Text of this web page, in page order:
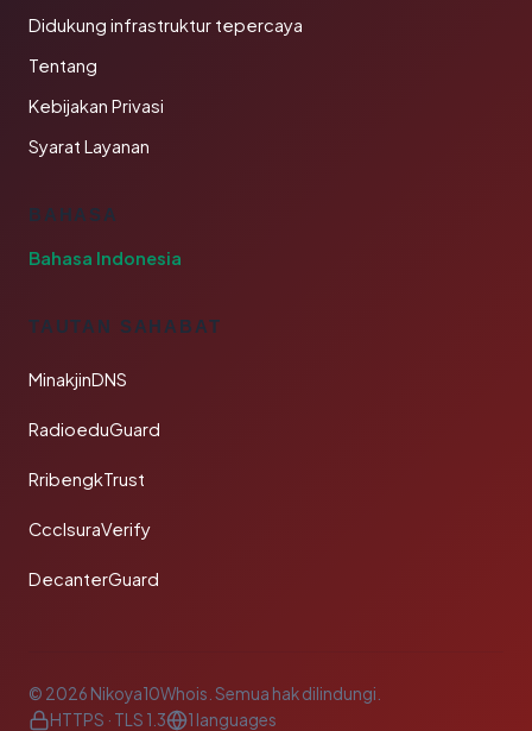
Didukung infrastruktur tepercaya
Tentang
Kebijakan Privasi
Syarat Layanan
BAHASA
Bahasa Indonesia
TAUTAN SAHABAT
MinakjinDNS
RadioeduGuard
RribengkTrust
CcclsuraVerify
DecanterGuard
© 2026 Nikoya10Whois. Semua hak dilindungi.
HTTPS · TLS 1.3
1 languages